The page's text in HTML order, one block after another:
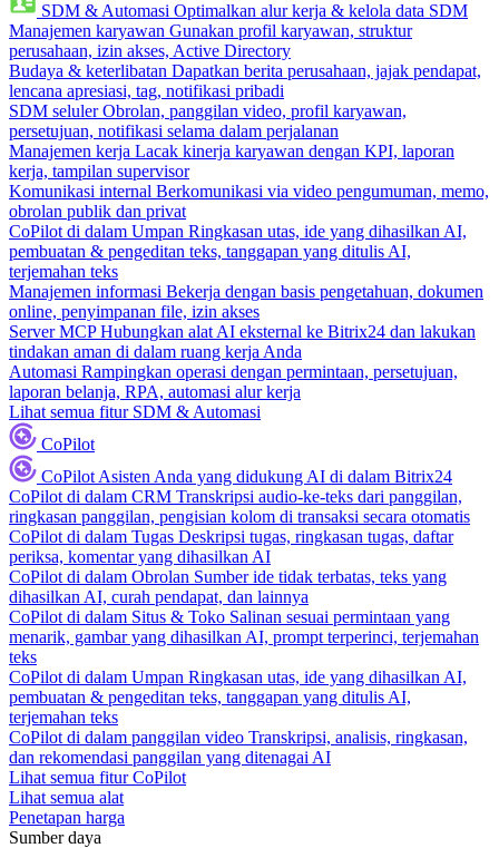
SDM & Automasi Optimalkan alur kerja & kelola data SDM
Manajemen karyawan Gunakan profil karyawan, struktur
perusahaan, izin akses, Active Directory
Budaya & keterlibatan Dapatkan berita perusahaan, jajak pendapat,
lencana apresiasi, tag, notifikasi pribadi
SDM seluler Obrolan, panggilan video, profil karyawan,
persetujuan, notifikasi selama dalam perjalanan
Manajemen kerja Lacak kinerja karyawan dengan KPI, laporan
kerja, tampilan supervisor
Komunikasi internal Berkomunikasi via video pengumuman, memo,
obrolan publik dan privat
CoPilot di dalam Umpan Ringkasan utas, ide yang dihasilkan AI,
pembuatan & pengeditan teks, tanggapan yang ditulis AI,
terjemahan teks
Manajemen informasi Bekerja dengan basis pengetahuan, dokumen
online, penyimpanan file, izin akses
Server MCP Hubungkan alat AI eksternal ke Bitrix24 dan lakukan
tindakan aman di dalam ruang kerja Anda
Automasi Rampingkan operasi dengan permintaan, persetujuan,
laporan belanja, RPA, automasi alur kerja
Lihat semua fitur SDM & Automasi
CoPilot
CoPilot Asisten Anda yang didukung AI di dalam Bitrix24
CoPilot di dalam CRM Transkripsi audio-ke-teks dari panggilan,
ringkasan panggilan, pengisian kolom di transaksi secara otomatis
CoPilot di dalam Tugas Deskripsi tugas, ringkasan tugas, daftar
periksa, komentar yang dihasilkan AI
CoPilot di dalam Obrolan Sumber ide tidak terbatas, teks yang
dihasilkan AI, curah pendapat, dan lainnya
CoPilot di dalam Situs & Toko Salinan sesuai permintaan yang
menarik, gambar yang dihasilkan AI, prompt terperinci, terjemahan
teks
CoPilot di dalam Umpan Ringkasan utas, ide yang dihasilkan AI,
pembuatan & pengeditan teks, tanggapan yang ditulis AI,
terjemahan teks
CoPilot di dalam panggilan video Transkripsi, analisis, ringkasan,
dan rekomendasi panggilan yang ditenagai AI
Lihat semua fitur CoPilot
Lihat semua alat
Penetapan harga
Sumber daya